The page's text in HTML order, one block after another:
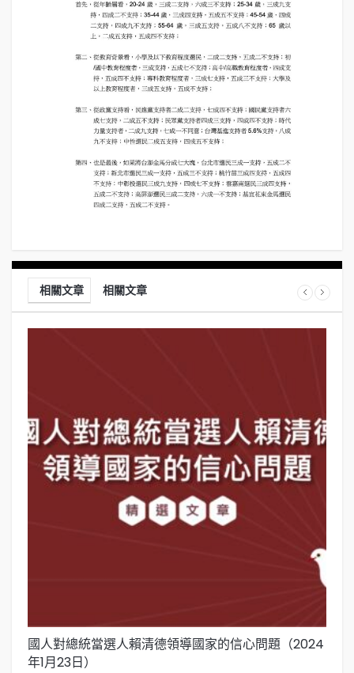
相關文章 相關文章
國人對總統當選人賴清德領導國家的信心問題（2024
年1月23日）